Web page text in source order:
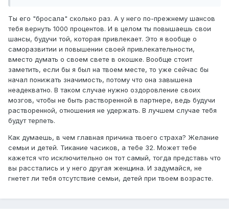
Ты его "бросала" сколько раз. А у него по-прежнему шансов
тебя вернуть 1000 процентов. И в целом ты повышаешь свои
шансы, будучи той, которая привлекает. Это я вообще о
саморазвитии и повышении своей привлекательности,
вместо думать о своем свете в окошке. Вообще стоит
заметить, если бы я был на твоем месте, то уже сейчас бы
начал понижать значимость, потому что она завышена
неадекватно. В таком случае нужно оздоровление своих
мозгов, чтобы не быть растворенной в партнере, ведь будучи
растворенной, отношения не удержать. В лучшем случае тебя
будут терпеть.
Как думаешь, в чем главная причина твоего страха? Желание
семьи и детей. Тикание часиков, а тебе 32. Может тебе
кажется что исключительно он тот самый, тогда представь что
вы расстались и у него другая женщина. И задумайся, не
гнетет ли тебя отсутствие семьи, детей при твоем возрасте.